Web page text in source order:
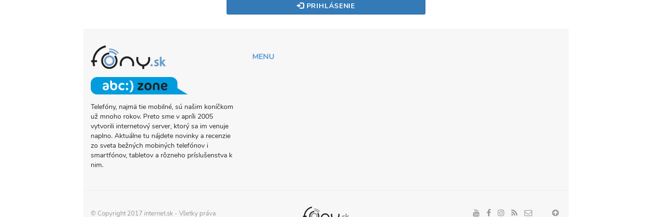
PRIHLÁSENIE
O
PROJEKTE
FONY.SK
Telefóny, najmä tie mobilné, sú našim koníčkom
už mnoho rokov. Preto sme v apríli 2005
vytvorili internetový server, ktorý sa im venuje
naplno. Aktuálne tu nájdete novinky a recenzie
zo sveta bežných mobiných telefónov i
smartfónov, tabletov a rôzneho príslušenstva k
nim.
MENU
© Copyright 2017 internet.sk - Všetky práva